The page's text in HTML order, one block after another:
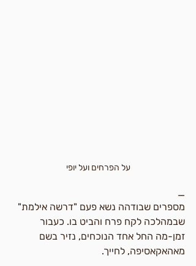
על הפרחים ועל יופי
_
מספרים שבודהה נשא פעם "דרשה אילמת"
שבמהלכה לקח פרח והביט בו. כעבור
זמן-מה החל אחד הנוכחים, נזיר בשם
מאהאקאסיפה, לחייך.